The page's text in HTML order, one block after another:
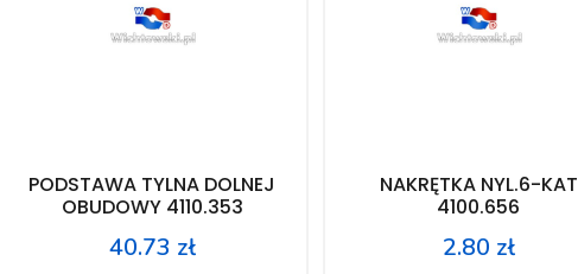
PODSTAWA TYLNA DOLNEJ
OBUDOWY 4110.353
Price
40.73 zł
NAKRĘTKA NYL.6-KAT
4100.656
Price
2.80 zł